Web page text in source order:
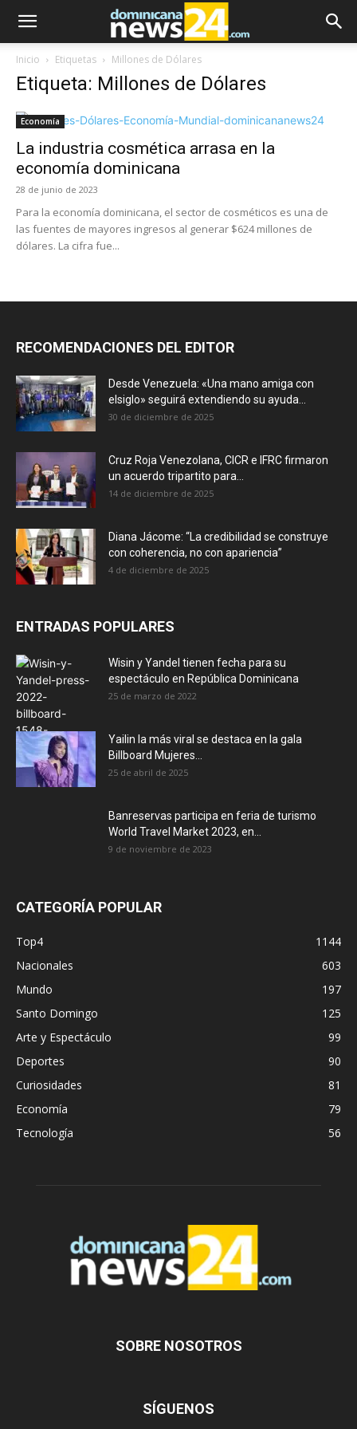
Inicio Etiquetas Millones de Dólares
Etiqueta: Millones de Dólares
Economía
La industria cosmética arrasa en la
economía dominicana
28 de junio de 2023
Para la economía dominicana, el sector de cosméticos es una de
las fuentes de mayores ingresos al generar $624 millones de
dólares. La cifra fue...
RECOMENDACIONES DEL EDITOR
Desde Venezuela: «Una mano amiga con
elsiglo» seguirá extendiendo su ayuda...
30 de diciembre de 2025
Cruz Roja Venezolana, CICR e IFRC firmaron
un acuerdo tripartito para...
14 de diciembre de 2025
Diana Jácome: “La credibilidad se construye
con coherencia, no con apariencia”
4 de diciembre de 2025
ENTRADAS POPULARES
Wisin y Yandel tienen fecha para su
espectáculo en República Dominicana
25 de marzo de 2022
Yailin la más viral se destaca en la gala
Billboard Mujeres...
25 de abril de 2025
Banreservas participa en feria de turismo
World Travel Market 2023, en...
9 de noviembre de 2023
CATEGORÍA POPULAR
Top4
1144
Nacionales
603
Mundo
197
Santo Domingo
125
Arte y Espectáculo
99
Deportes
90
Curiosidades
81
Economía
79
Tecnología
56
SOBRE NOSOTROS
SÍGUENOS